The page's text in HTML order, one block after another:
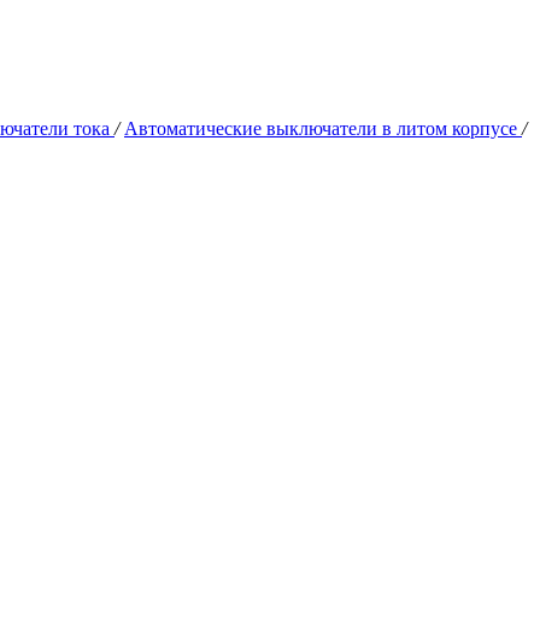
тока / Автоматические выключатели в литом корпусе /